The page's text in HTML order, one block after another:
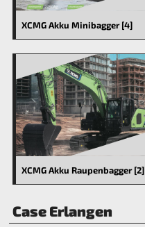
XCMG Akku Minibagger [4]
XCMG Akku Raupenbagger [2]
Case Erlangen